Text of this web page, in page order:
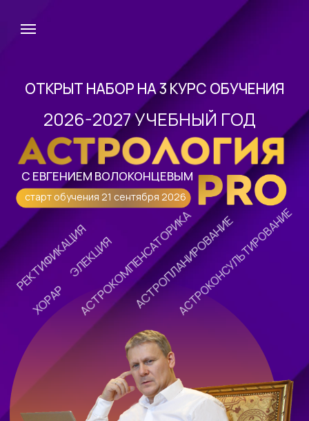
2026-2027 УЧЕБНЫЙ ГОД
ОТКРЫТ НАБОР НА 3 КУРС ОБУЧЕНИЯ
АСТРОПЛАНИРОВАНИЕ
АСТРОКОНСУЛЬТИРОВАНИЕ
АСТРОКОМПЕНСАТОРИКА
ХОРАР
С ЕВГЕНИЕМ ВОЛОКОНЦЕВЫМ
РЕКТИФИКАЦИЯЭЛЕКЦИЯ
старт обучения 21 сентября 2026